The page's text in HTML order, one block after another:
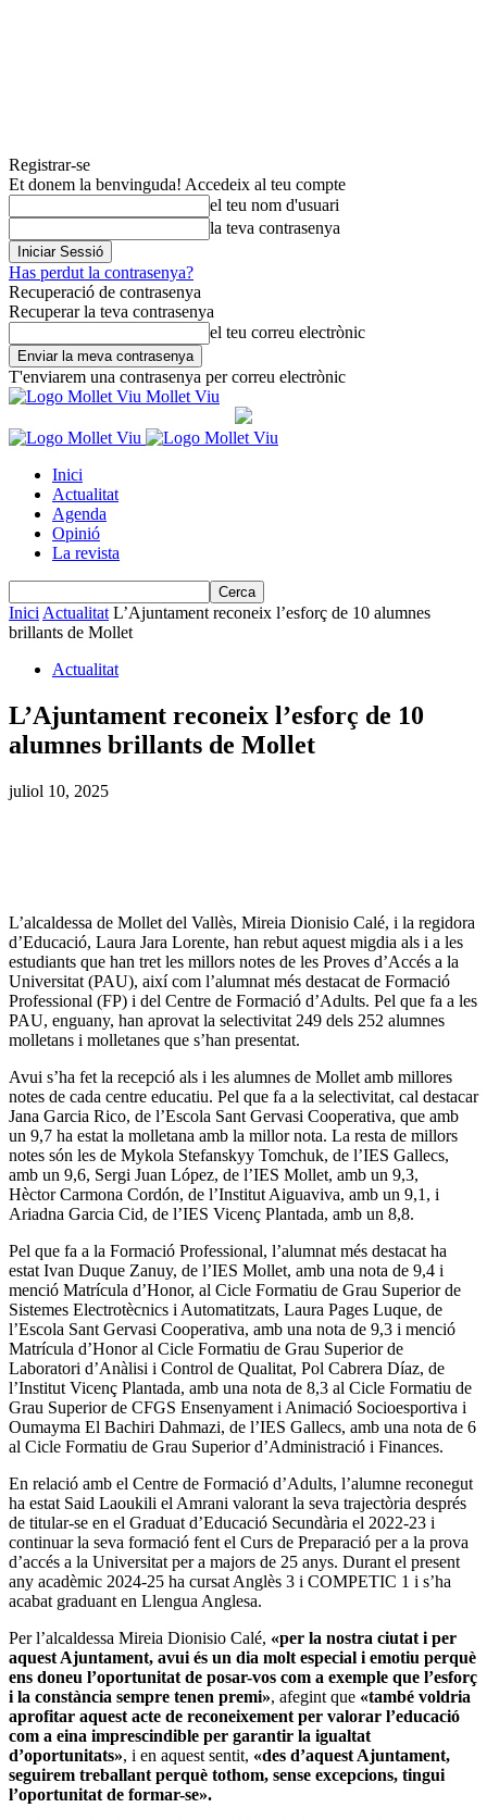
Registrar-se
Et donem la benvinguda! Accedeix al teu compte
el teu nom d'usuari
la teva contrasenya
Has perdut la contrasenya?
Recuperació de contrasenya
Recuperar la teva contrasenya
el teu correu electrònic
T'enviarem una contrasenya per correu electrònic
Mollet Viu
Inici
Actualitat
Agenda
Opinió
La revista
Inici Actualitat L’Ajuntament reconeix l’esforç de 10 alumnes
brillants de Mollet
Actualitat
L’Ajuntament reconeix l’esforç de 10
alumnes brillants de Mollet
juliol 10, 2025
L’alcaldessa de Mollet del Vallès, Mireia Dionisio Calé, i la regidora
d’Educació, Laura Jara Lorente, han rebut aquest migdia als i a les
estudiants que han tret les millors notes de les Proves d’Accés a la
Universitat (PAU), així com l’alumnat més destacat de Formació
Professional (FP) i del Centre de Formació d’Adults. Pel que fa a les
PAU, enguany, han aprovat la selectivitat 249 dels 252 alumnes
molletans i molletanes que s’han presentat.
Avui s’ha fet la recepció als i les alumnes de Mollet amb millores
notes de cada centre educatiu. Pel que fa a la selectivitat, cal destacar
Jana Garcia Rico, de l’Escola Sant Gervasi Cooperativa, que amb
un 9,7 ha estat la molletana amb la millor nota. La resta de millors
notes són les de Mykola Stefanskyy Tomchuk, de l’IES Gallecs,
amb un 9,6, Sergi Juan López, de l’IES Mollet, amb un 9,3,
Hèctor Carmona Cordón, de l’Institut Aiguaviva, amb un 9,1, i
Ariadna Garcia Cid, de l’IES Vicenç Plantada, amb un 8,8.
Pel que fa a la Formació Professional, l’alumnat més destacat ha
estat Ivan Duque Zanuy, de l’IES Mollet, amb una nota de 9,4 i
menció Matrícula d’Honor, al Cicle Formatiu de Grau Superior de
Sistemes Electrotècnics i Automatitzats, Laura Pages Luque, de
l’Escola Sant Gervasi Cooperativa, amb una nota de 9,3 i menció
Matrícula d’Honor al Cicle Formatiu de Grau Superior de
Laboratori d’Anàlisi i Control de Qualitat, Pol Cabrera Díaz, de
l’Institut Vicenç Plantada, amb una nota de 8,3 al Cicle Formatiu de
Grau Superior de CFGS Ensenyament i Animació Socioesportiva i
Oumayma El Bachiri Dahmazi, de l’IES Gallecs, amb una nota de 6
al Cicle Formatiu de Grau Superior d’Administració i Finances.
En relació amb el Centre de Formació d’Adults, l’alumne reconegut
ha estat Said Laoukili el Amrani valorant la seva trajectòria després
de titular-se en el Graduat d’Educació Secundària el 2022-23 i
continuar la seva formació fent el Curs de Preparació per a la prova
d’accés a la Universitat per a majors de 25 anys. Durant el present
any acadèmic 2024-25 ha cursat Anglès 3 i COMPETIC 1 i s’ha
acabat graduant en Llengua Anglesa.
Per l’alcaldessa Mireia Dionisio Calé, «per la nostra ciutat i per
aquest Ajuntament, avui és un dia molt especial i emotiu perquè
ens doneu l’oportunitat de posar-vos com a exemple que l’esforç
i la constància sempre tenen premi», afegint que «també voldria
aprofitar aquest acte de reconeixement per valorar l’educació
com a eina imprescindible per garantir la igualtat
d’oportunitats», i en aquest sentit, «des d’aquest Ajuntament,
seguirem treballant perquè tothom, sense excepcions, tingui
l’oportunitat de formar-se».